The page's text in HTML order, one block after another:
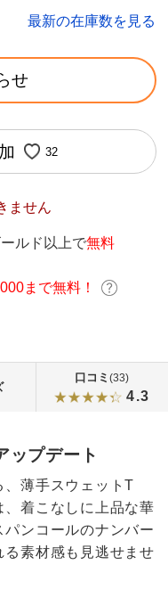
最新の在庫数を見る
せ
32
ません
ルド以上で無料
まで無料！
口コミ(33)
4.3
ップデート
薄手スウェットT
着こなしに上品な華
ンコールのナンバー
素材感も見逃せませ